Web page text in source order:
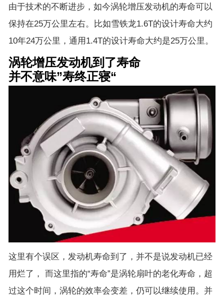
由于技术的不断进步，如今涡轮增压发动机的寿命可以
保持在25万公里左右。比如雪铁龙1.6T的设计寿命大约
10年24万公里，通用1.4T的设计寿命大约是25万公里。
涡轮增压发动机到了寿命
并不意味”寿终正寝“
这里有个误区，发动机寿命到了，并不是说发动机已经
用烂了， 而这里指的“寿命”是涡轮扇叶的老化寿命，超
过这个时间，涡轮的效率会变差，仍可以继续使用。并